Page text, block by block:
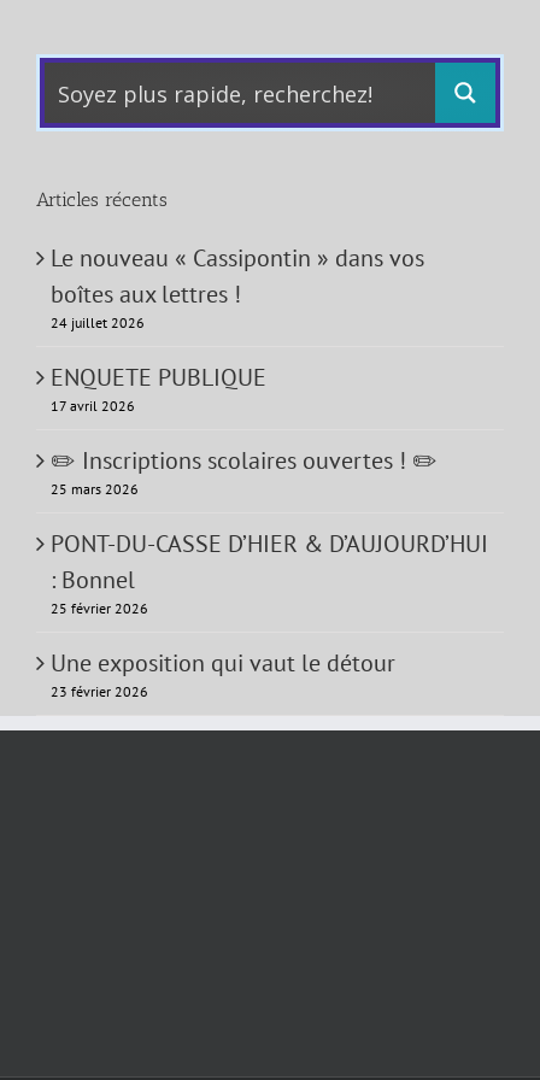
Articles récents
Le nouveau « Cassipontin » dans vos
boîtes aux lettres !
24 juillet 2026
ENQUETE PUBLIQUE
17 avril 2026
✏️ Inscriptions scolaires ouvertes ! ✏️
25 mars 2026
PONT-DU-CASSE D’HIER & D’AUJOURD’HUI
: Bonnel
25 février 2026
Une exposition qui vaut le détour
23 février 2026